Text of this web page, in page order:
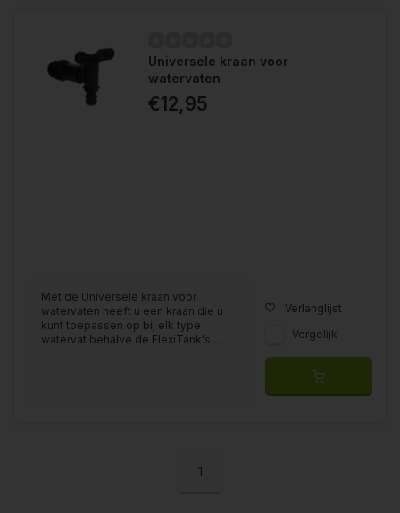
Universele kraan voor
watervaten
€12,95
Met de Universele kraan voor
watervaten heeft u een kraan die u
kunt toepassen op bij elk type
watervat behalve de FlexiTank's....
Verlanglijst
Vergelijk
1